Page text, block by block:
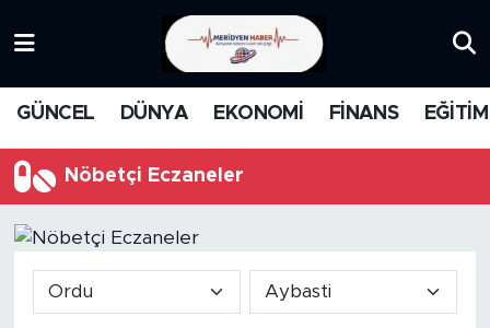
GÜNCEL DÜNYA EKONOMİ FİNANS EĞİTİM
Nöbetçi Eczaneler
MEDYA
Trafik Durumu
Süper Lig Puan Durumu ve Fikstür